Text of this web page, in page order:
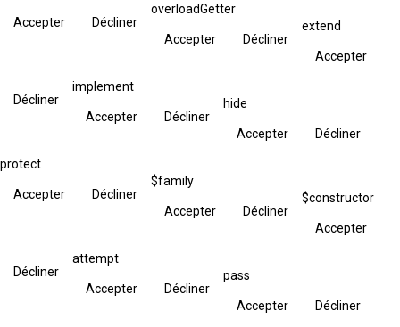
Accepter Décliner
overloadGetter
Accepter Décliner
extend
Accepter
Décliner
implement
Accepter Décliner
hide
Accepter Décliner
protect
Accepter Décliner
$family
Accepter Décliner
$constructor
Accepter
Décliner
attempt
Accepter Décliner
pass
Accepter Décliner